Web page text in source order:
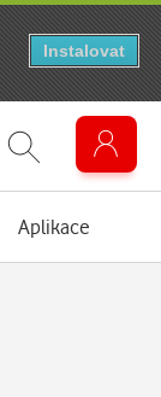
Aplikace
Instalovat